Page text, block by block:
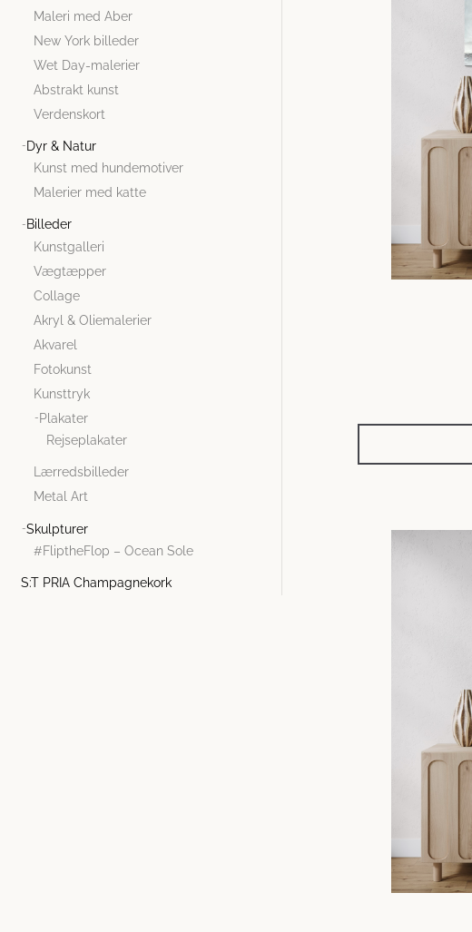
Maleri med Aber
New York billeder
Wet Day-malerier
Abstrakt kunst
Verdenskort
Dyr & Natur
Kunst med hundemotiver
Malerier med katte
Billeder
Kunstgalleri
Vægtæpper
Collage
Akryl & Oliemalerier
Akvarel
Fotokunst
Kunsttryk
Plakater
Rejseplakater
Lærredsbilleder
Metal Art
Skulpturer
#FliptheFlop – Ocean Sole
S:T PRIA Champagnekork